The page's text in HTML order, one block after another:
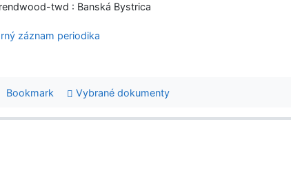
twd : Banská Bystrica
záznam periodika
Bookmark Vybrané dokumenty